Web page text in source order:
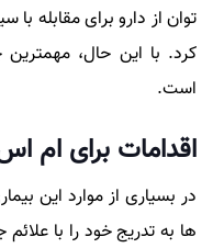
توان از دارو برای مقابله
کرد. با این حال،
است.
اقدامات برای ام
در بسیاری از موارد این
ها به تدریج خود را با